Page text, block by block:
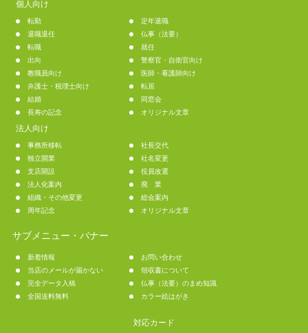
個人向け
転勤
定年退職
退職退任
仏事（法要）
転職
就任
出向
警察官・自衛官向け
教職員向け
医師・看護師向け
弁護士・税理士向け
転居
結婚
同窓会
長寿の記念
オリジナル文章
法人向け
事務所移転
社長交代
独立開業
社名変更
支店開設
役員改選
法人化案内
廃 業
組織・その他変更
総会案内
周年記念
オリジナル文章
サブメニュー・バナー
新着情報
お問い合わせ
当店のメールが届かない
領収書について
完全データ入稿
仏事（法要）のまめ知識
全国送料無料
カラー絵はがき
対応カード